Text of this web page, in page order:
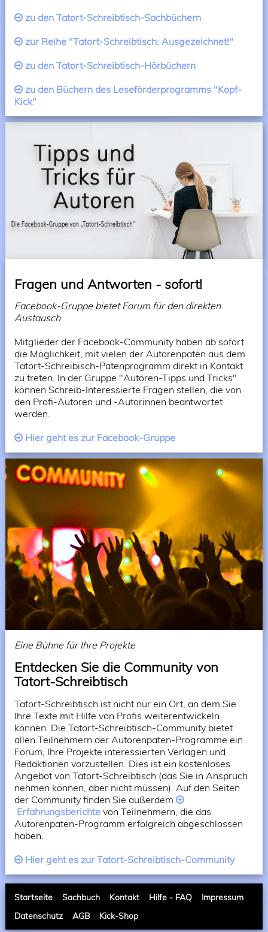
zu den Tatort-Schreibtisch-Sachbüchern
zur Reihe "Tatort-Schreibtisch: Ausgezeichnet!"
zu den Tatort-Schreibtisch-Hörbüchern
zu den Büchern des Leseförderprogramms "Kopf-
Kick"
Fragen und Antworten - sofort!
Facebook-Gruppe bietet Forum für den direkten
Austausch
Mitglieder der Facebook-Community haben ab sofort
die Möglichkeit, mit vielen der Autorenpaten aus dem
Tatort-Schreibisch-Patenprogramm direkt in Kontakt
zu treten. In der Gruppe "Autoren-Tipps und Tricks"
können Schreib-Interessierte Fragen stellen, die von
den Profi-Autoren und -Autorinnen beantwortet
werden.
Hier geht es zur Facebook-Gruppe
Eine Bühne für Ihre Projekte
Entdecken Sie die Community von
Tatort-Schreibtisch
Tatort-Schreibtisch ist nicht nur ein Ort, an dem Sie
Ihre Texte mit Hilfe von Profis weiterentwickeln
können. Die Tatort-Schreibtisch-Community bietet
allen Teilnehmern der Autorenpaten-Programme ein
Forum, Ihre Projekte interessierten Verlagen und
Redaktionen vorzustellen. Dies ist ein kostenloses
Angebot von Tatort-Schreibtisch (das Sie in Anspruch
nehmen können, aber nicht müssen). Auf den Seiten
der Community finden Sie außerdem
Erfahrungsberichtevon Teilnehmern, die das
Autorenpaten-Programm erfolgreich abgeschlossen
haben.
Hier geht es zur Tatort-Schreibtisch-Community
Startseite Sachbuch Kontakt Hilfe - FAQ
Impressum
Datenschutz
AGB Kick-Shop